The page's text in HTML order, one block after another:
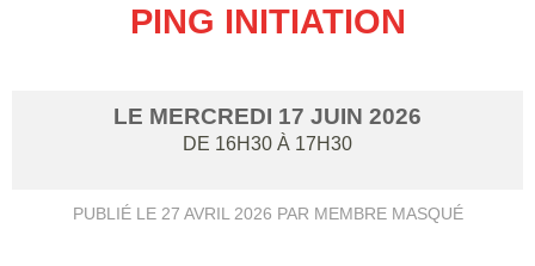
PING INITIATION
LE MERCREDI 17 JUIN 2026
DE 16H30 À 17H30
PUBLIÉ LE 27 AVRIL 2026 PAR MEMBRE MASQUÉ